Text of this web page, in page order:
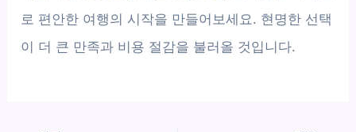
로 편안한 여행의 시작을 만들어보세요. 현명한 선택
이 더 큰 만족과 비용 절감을 불러올 것입니다.